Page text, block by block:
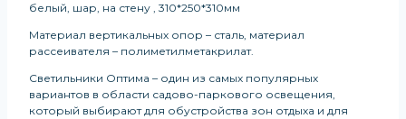
белый, шар, на стену , 310*250*310мм
Материал вертикальных опор – сталь, материал
рассеивателя – полиметилметакрилат.
Светильники Оптима – один из самых популярных
вариантов в области садово-паркового освещения,
который выбирают для обустройства зон отдыха и для